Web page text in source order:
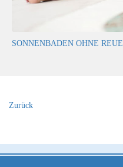
SONNENBADEN OHNE REUE
Zurück